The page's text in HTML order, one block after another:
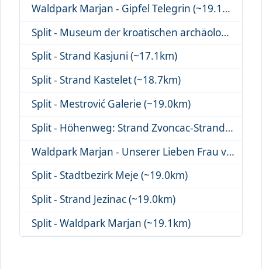
Waldpark Marjan - Gipfel Telegrin (~19.1km)
Split - Museum der kroatischen archäologi... (~19.5km)
Split - Strand Kasjuni (~17.1km)
Split - Strand Kastelet (~18.7km)
Split - Mestrović Galerie (~19.0km)
Split - Höhenweg: Strand Zvoncac-Strand J... (~19.2km)
Waldpark Marjan - Unserer Lieben Frau von... (~17.5km)
Split - Stadtbezirk Meje (~19.0km)
Split - Strand Jezinac (~19.0km)
Split - Waldpark Marjan (~19.1km)